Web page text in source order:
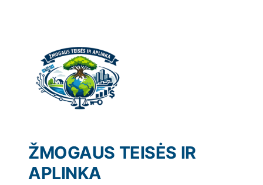
ŽMOGAUS TEISĖS IR
APLINKA